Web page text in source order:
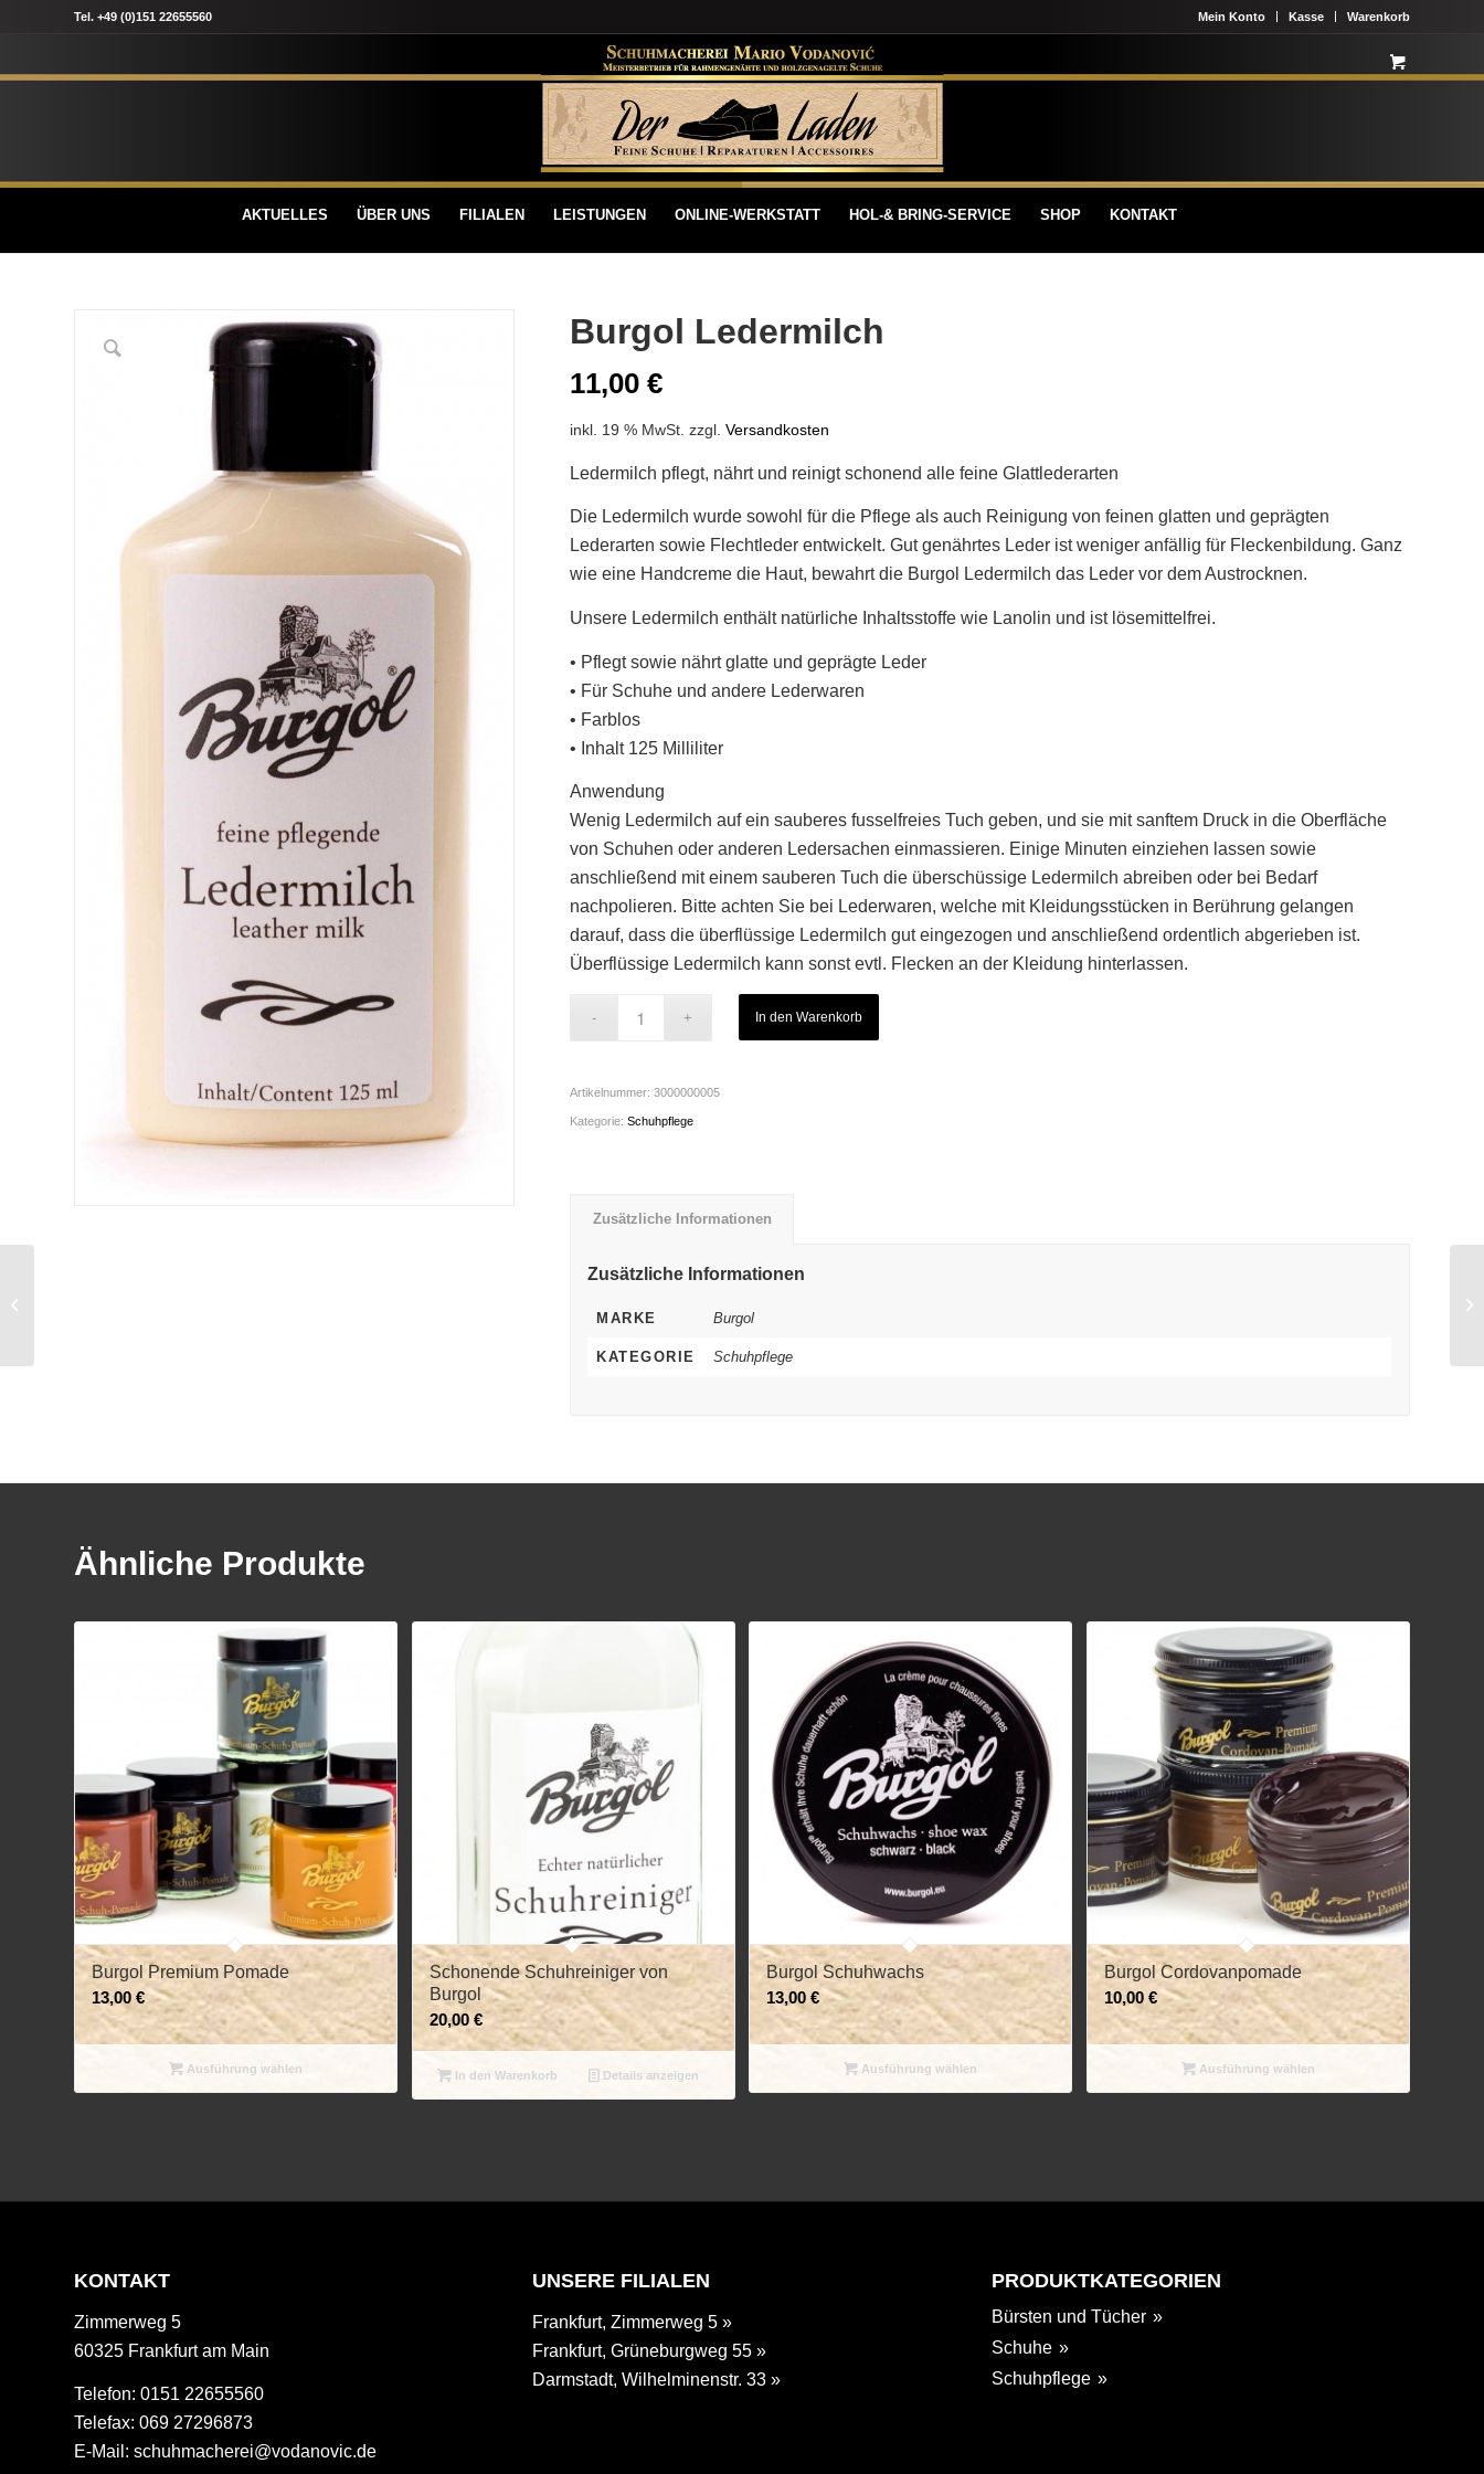
Mein Konto Kasse Warenkorb
Tel. +49 (0)151 22655560
AKTUELLES ÜBER UNS FILIALEN LEISTUNGEN ONLINE-WERKSTATT HOL-& BRING-SERVICE SHOP KONTAKT
Burgol Ledermilch
11,00€
inkl. 19 % MwSt. zzgl.Versandkosten
Ledermilch pflegt, nährt und reinigt schonend alle feine Glattlederarten
Die Ledermilch wurde sowohl für die Pflege als auch Reinigung von feinen glatten und geprägten
Lederarten sowie Flechtleder entwickelt. Gut genährtes Leder ist weniger anfällig für Fleckenbildung. Ganz
wie eine Handcreme die Haut, bewahrt die Burgol Ledermilch das Leder vor dem Austrocknen.
Unsere Ledermilch enthält natürliche Inhaltsstoffe wie Lanolin und ist lösemittelfrei.
• Pflegt sowie nährt glatte und geprägte Leder
• Für Schuhe und andere Lederwaren
• Farblos
• Inhalt 125 Milliliter
Anwendung
Wenig Ledermilch auf ein sauberes fusselfreies Tuch geben, und sie mit sanftem Druck in die Oberfläche
von Schuhen oder anderen Ledersachen einmassieren. Einige Minuten einziehen lassen sowie
anschließend mit einem sauberen Tuch die überschüssige Ledermilch abreiben oder bei Bedarf
nachpolieren. Bitte achten Sie bei Lederwaren, welche mit Kleidungsstücken in Berührung gelangen
darauf, dass die überflüssige Ledermilch gut eingezogen und anschließend ordentlich abgerieben ist.
Überflüssige Ledermilch kann sonst evtl. Flecken an der Kleidung hinterlassen.
In den Warenkorb
Artikelnummer:3000000005
Kategorie:Schuhpflege
Zusätzliche Informationen
Zusätzliche Informationen
MARKE Burgol
KATEGORIE Schuhpflege
Ähnliche Produkte
Burgol Premium Pomade
13,00 €
Ausführung wählen
Schonende Schuhreiniger von
Burgol
20,00 €
In den Warenkorb Details anzeigen
Burgol Schuhwachs
13,00€
Ausführung wählen
Burgol Cordovanpomade
10,00 €
Ausführung wählen
KONTAKT
Zimmerweg 5
60325 Frankfurt am Main
Telefon: 0151 22655560
Telefax: 069 27296873
E-Mail: schuhmacherei@vodanovic.de
UNSERE FILIALEN
Frankfurt, Zimmerweg 5 »
Frankfurt, Grüneburgweg 55 »
Darmstadt, Wilhelminenstr. 33 »
PRODUKTKATEGORIEN
Bürsten und Tücher
Schuhe
Schuhpflege